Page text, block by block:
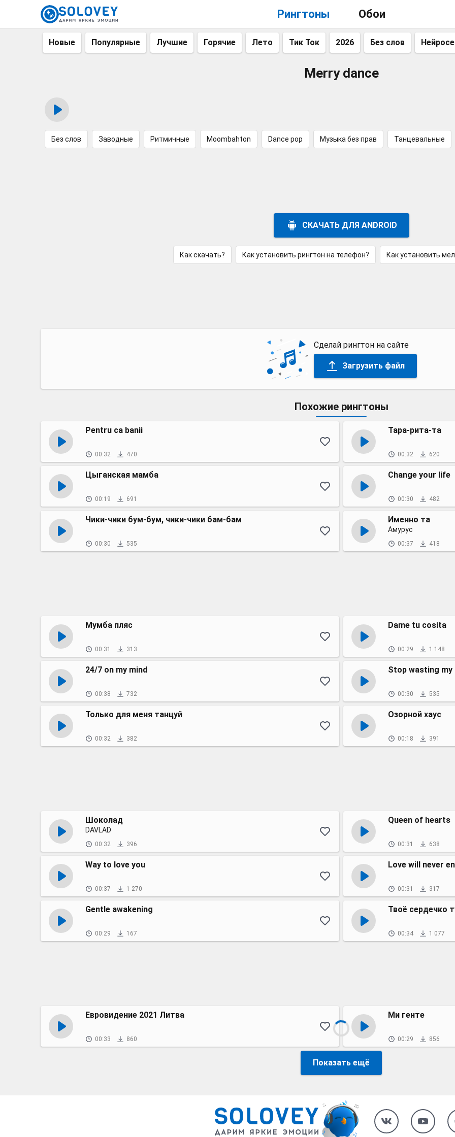
Рингтоны Обои
Новые Популярные Лучшие Горячие Лето Тик Ток 2026 Без слов
Merry dance
Без слов Заводные Ритмичные Moombahton Dance pop Музыка без прав Танцевальные
СКАЧАТЬ ДЛЯ ANDROID
Как скачать? Как установить рингтон на телефон? Как установить
Сделай рингтон на сайте
Загрузить файл
Похожие рингтоны
Pentru ca banii
00:32 470
Тара-рита-та
00:32 620
Цыганская мамба
00:19 691
Change your life
00:30 482
Чики-чики бум-бум, чики-чики бам-бам
00:30 535
Именно та
Амурус
00:37 418
Мумба пляс
00:31 313
Dame tu cosita
00:29 1 148
24/7 on my mind
00:38 732
Stop wasting my
00:30 535
Только для меня танцуй
00:32 382
Озорной хаус
00:18 391
Шоколад
DAVLAD
00:32 396
Queen of hearts
00:31 638
Way to love you
00:37 1 270
Love will never
00:31 317
Gentle awakening
00:29 167
Твоё сердечко
00:34 1 077
Евровидение 2021 Литва
00:33 860
Ми генте
00:29 856
Показать ещё